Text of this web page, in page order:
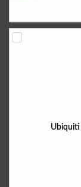
Ubiquiti